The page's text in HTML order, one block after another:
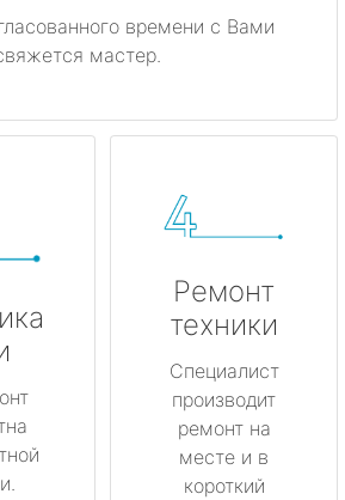
времени с Вами
мастер.
Ремонт
техники
Специалист
производит
ремонт на
месте и в
короткий